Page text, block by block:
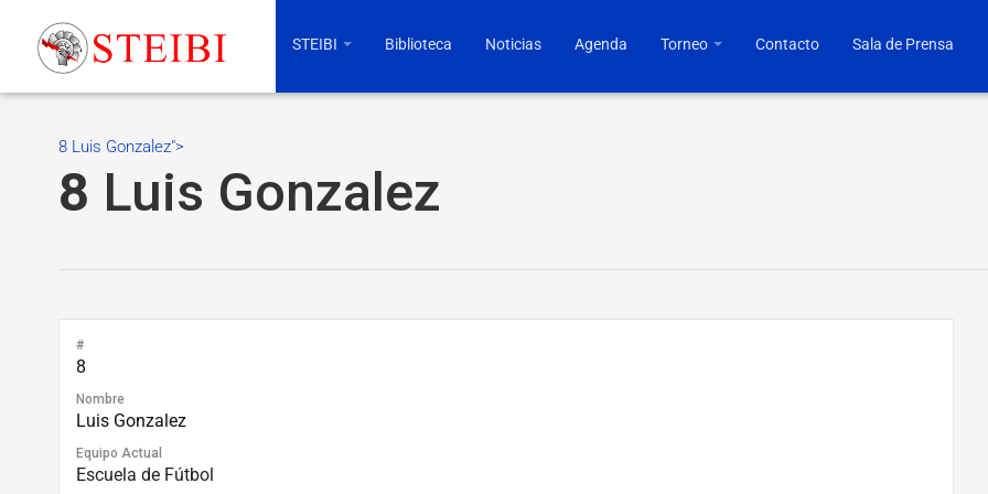
STEIBI Biblioteca Noticias Agenda Torneo Contacto Sala de Prensa
8 Luis Gonzalez">
8 Luis Gonzalez
#
8
Nombre
Luis Gonzalez
Equipo Actual
Escuela de Fútbol